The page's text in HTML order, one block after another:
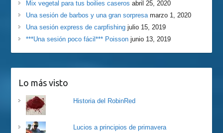
Mix vegetal para tus boilies caseros abril 25, 2020
Una sesión de barbos y una gran sorpresa marzo 1, 2020
Una sesión express de carpfishing julio 15, 2019
***Una sesión poco fácil*** Poisson junio 13, 2019
Lo más visto
Historia del RobinRed
Lucios a principios de primavera